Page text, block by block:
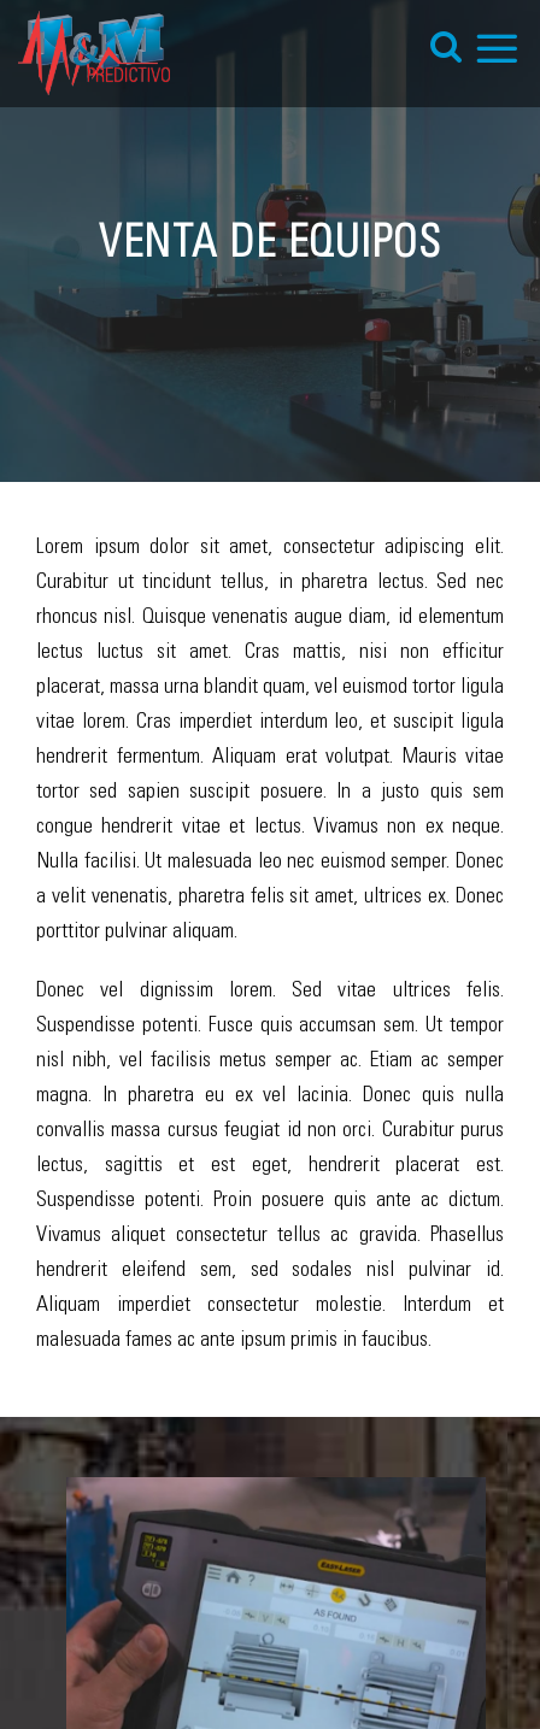
contenido
T&M PREDICTIVO
VENTA DE EQUIPOS
Lorem ipsum dolor sit amet, consectetur adipiscing elit.
Curabitur ut tincidunt tellus, in pharetra lectus. Sed nec
rhoncus nisl. Quisque venenatis augue diam, id elementum
lectus luctus sit amet. Cras mattis, nisi non efficitur
placerat, massa urna blandit quam, vel euismod tortor ligula
vitae lorem. Cras imperdiet interdum leo, et suscipit ligula
hendrerit fermentum. Aliquam erat volutpat. Mauris vitae
tortor sed sapien suscipit posuere. In a justo quis sem
congue hendrerit vitae et lectus. Vivamus non ex neque.
Nulla facilisi. Ut malesuada leo nec euismod semper. Donec
a velit venenatis, pharetra felis sit amet, ultrices ex. Donec
porttitor pulvinar aliquam.
Donec vel dignissim lorem. Sed vitae ultrices felis.
Suspendisse potenti. Fusce quis accumsan sem. Ut tempor
nisl nibh, vel facilisis metus semper ac. Etiam ac semper
magna. In pharetra eu ex vel lacinia. Donec quis nulla
convallis massa cursus feugiat id non orci. Curabitur purus
lectus, sagittis et est eget, hendrerit placerat est.
Suspendisse potenti. Proin posuere quis ante ac dictum.
Vivamus aliquet consectetur tellus ac gravida. Phasellus
hendrerit eleifend sem, sed sodales nisl pulvinar id.
Aliquam imperdiet consectetur molestie. Interdum et
malesuada fames ac ante ipsum primis in faucibus.